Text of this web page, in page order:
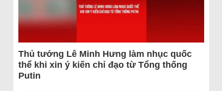
Thủ tướng Lê Minh Hưng làm nhục quốc
thể khi xin ý kiến chỉ đạo từ Tổng thống
Putin